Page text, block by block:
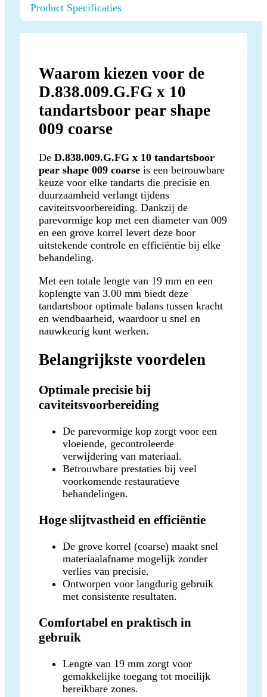
Product Specificaties
Waarom kiezen voor de
D.838.009.G.FG x 10
tandartsboor pear shape
009 coarse
De D.838.009.G.FG x 10 tandartsboor
pear shape 009 coarse is een betrouwbare
keuze voor elke tandarts die precisie en
duurzaamheid verlangt tijdens
caviteitsvoorbereiding. Dankzij de
parevormige kop met een diameter van 009
en een grove korrel levert deze boor
uitstekende controle en efficiëntie bij elke
behandeling.
Met een totale lengte van 19 mm en een
koplengte van 3.00 mm biedt deze
tandartsboor optimale balans tussen kracht
en wendbaarheid, waardoor u snel en
nauwkeurig kunt werken.
Belangrijkste voordelen
Optimale precisie bij
caviteitsvoorbereiding
De parevormige kop zorgt voor een
vloeiende, gecontroleerde
verwijdering van materiaal.
Betrouwbare prestaties bij veel
voorkomende restauratieve
behandelingen.
Hoge slijtvastheid en efficiëntie
De grove korrel (coarse) maakt snel
materiaalafname mogelijk zonder
verlies van precisie.
Ontworpen voor langdurig gebruik
met consistente resultaten.
Comfortabel en praktisch in
gebruik
Lengte van 19 mm zorgt voor
gemakkelijke toegang tot moeilijk
bereikbare zones.